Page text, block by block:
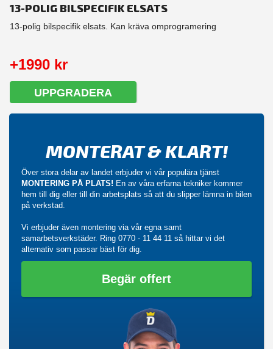
13-POLIG BILSPECIFIK ELSATS
13-polig bilspecifik elsats. Kan kräva omprogramering
+1990 kr
UPPGRADERA
MONTERAT & KLART!
Över stora delar av landet erbjuder vi vår populära tjänst
MONTERING PÅ PLATS! En av våra erfarna tekniker kommer
hem till dig eller till din arbetsplats så att du slipper lämna in bilen
på verkstad.
Vi erbjuder även montering via vår egna samt
samarbetsverkstäder. Ring 0770 - 11 44 11 så hittar vi det
alternativ som passar bäst för dig.
Begär offert